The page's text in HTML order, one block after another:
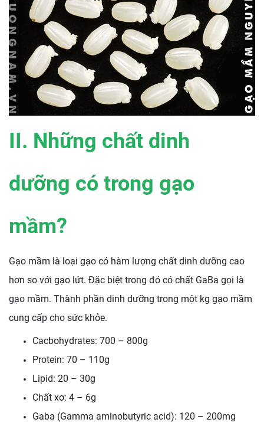
II. Những chất dinh
dưỡng có trong gạo
mầm?
Gạo mầm là loại gạo có hàm lượng chất dinh dưỡng cao
hơn so với gạo lứt. Đặc biệt trong đó có chất GaBa gọi là
gạo mầm. Thành phần dinh dưỡng trong một kg gạo mầm
cung cấp cho sức khỏe.
Cacbohydrates: 700 – 800g
Protein: 70 – 110g
Lipid: 20 – 30g
Chất xơ: 4 – 6g
Gaba (Gamma aminobutyric acid): 120 – 200mg